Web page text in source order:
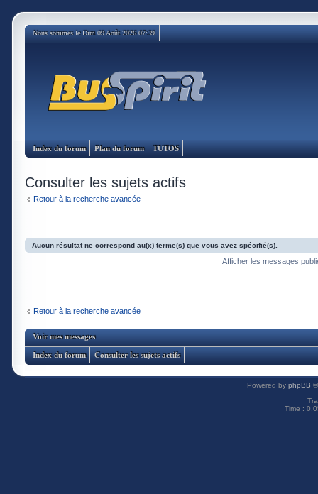
Nous sommes le Dim 09 Août 2026 07:39
Index du forum Plan du forum TUTOS
Consulter les sujets actifs
Retour à la recherche avancée
Aucun résultat ne correspond au(x) terme(s) que vous avez spécifié(s).
Afficher les messages
Retour à la recherche avancée
Voir mes messages
Index du forum Consulter les sujets actifs
Powered by phpBB
Time :